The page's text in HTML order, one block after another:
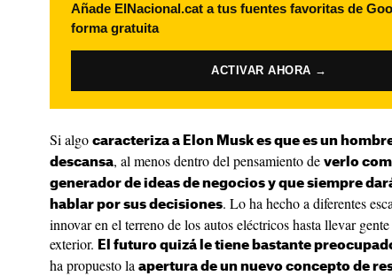
Añade ElNacional.cat a tus fuentes favoritas de
forma gratuita
ACTIVAR AHORA →
Si algo caracteriza a Elon Musk es que es un
descansa, al menos dentro del pensamiento de verlo
generador de ideas de negocios y que siempre
hablar por sus decisiones. Lo ha hecho a diferentes
innovar en el terreno de los autos eléctricos hasta llevar
exterior. El futuro quizá le tiene bastante
ha propuesto la apertura de un nuevo concepto de